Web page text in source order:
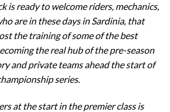
is ready to welcome riders, mechanics,
are in these days in Sardinia, that
the training of some of the best
the real hub of the pre-season
and private teams ahead the start of
series.
at the start in the premier class is